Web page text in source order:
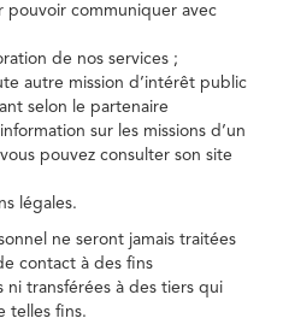
pouvoir communiquer avec
de nos services ;
autre mission d’intérêt public
selon le partenaire
sur les missions d’un
pouvez consulter son site
légales.
ne seront jamais traitées
contact à des fins
ni transférées à des tiers qui
telles fins.